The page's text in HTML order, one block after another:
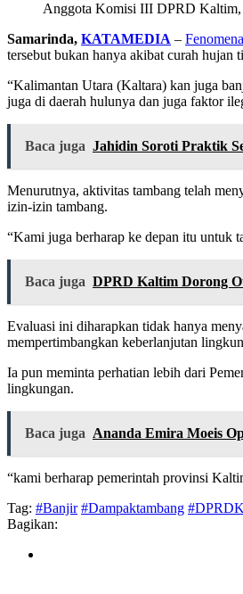
Anggota Komisi III DPRD Kaltim,
Samarinda, KATAMEDIA – Fenomena
tersebut bukan hanya akibat curah hujan
“Kalimantan Utara (Kaltara) kan juga
juga di daerah hulunya dan juga faktor
Baca juga Jahidin Soroti Praktik
Menurutnya, aktivitas tambang telah
izin-izin tambang.
“Kami juga berharap ke depan itu untuk
Baca juga DPRD Kaltim Dorong
Evaluasi ini diharapkan tidak hanya
mempertimbangkan keberlanjutan
Ia pun meminta perhatian lebih dari
lingkungan.
Baca juga Ananda Emira Moeis
“kami berharap pemerintah provinsi
Tag: #Banjir #Dampaktambang
Bagikan: